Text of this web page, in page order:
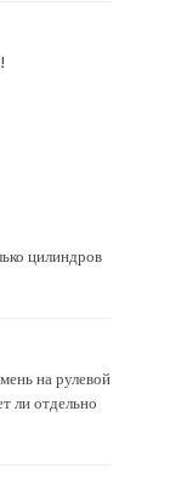
цилиндров
на рулевой
ли отдельно